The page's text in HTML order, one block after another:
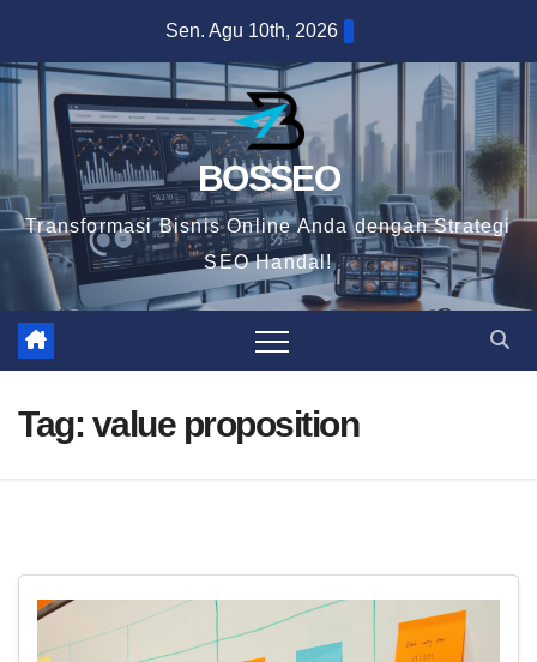
content
Sen. Agu 10th, 2026
BOSSEO
Transformasi Bisnis Online Anda dengan Strategi
SEO Handal!
Tag: value proposition